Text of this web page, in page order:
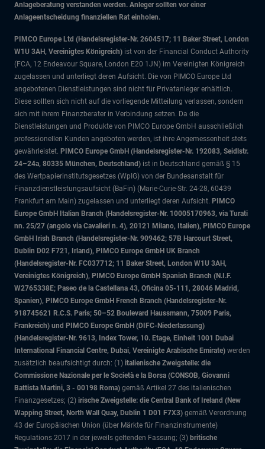
Anlageberatung verstanden werden. Anleger sollten vor einer
Anlageentscheidung finanziellen Rat einholen.
PIMCO Europe Ltd (Handelsregister-Nr. 2604517; 11 Baker Street, London
W1U 3AH, Vereinigtes Königreich) ist von der Financial Conduct Authority
(FCA, 12 Endeavour Square, London E20 1JN) im Vereinigten Königreich
zugelassen und unterliegt deren Aufsicht. Die von PIMCO Europe Ltd
angebotenen Dienstleistungen sind nicht für Privatanleger erhältlich.
Diese sollten sich nicht auf die vorliegende Mitteilung verlassen, sondern
sich mit ihrem Finanzberater in Verbindung setzen. Da die
Dienstleistungen und Produkte von PIMCO Europe GmbH ausschließlich
professionellen Kunden angeboten werden, ist ihre Angemessenheit stets
gewährleistet. PIMCO Europe GmbH (Handelsregister-Nr. 192083, Seidlstr.
24–24a, 80335 München, Deutschland) ist in Deutschland gemäß § 15
des Wertpapierinstitutsgesetzes (WpIG) von der Bundesanstalt für
Finanzdienstleistungsaufsicht (BaFin) (Marie-Curie-Str. 24-28, 60439
Frankfurt am Main) zugelassen und unterliegt deren Aufsicht. PIMCO
Europe GmbH Italian Branch (Handelsregister-Nr. 10005170963, via Turati
nn. 25/27 (angolo via Cavalieri n. 4), 20121 Milano, Italien), PIMCO Europe
GmbH Irish Branch (Handelsregister-Nr. 909462; 57B Harcourt Street,
Dublin D02 F721, Irland), PIMCO Europe GmbH UK Branch
(Handelsregister-Nr. FC037712; 11 Baker Street, London W1U 3AH,
Vereinigtes Königreich), PIMCO Europe GmbH Spanish Branch (N.I.F.
W2765338E; Paseo de la Castellana 43, Oficina 05-111, 28046 Madrid,
Spanien), PIMCO Europe GmbH French Branch (Handelsregister-Nr.
918745621 R.C.S. Paris; 50–52 Boulevard Haussmann, 75009 Paris,
Frankreich) und PIMCO Europe GmbH (DIFC-Niederlassung)
(Handelsregister-Nr. 9613, Index Tower, 10. Etage, Einheit 1001 Dubai
International Financial Centre, Dubai, Vereinigte Arabische Emirate) werden
zusätzlich beaufsichtigt durch: (1) italienische Zweigstelle: die
Commissione Nazionale per le Società e la Borsa (CONSOB, Giovanni
Battista Martini, 3 - 00198 Roma) gemäß Artikel 27 des italienischen
Finanzgesetzes; (2) irische Zweigstelle: die Central Bank of Ireland (New
Wapping Street, North Wall Quay, Dublin 1 D01 F7X3) gemäß Verordnung
43 der Europäischen Union (über Märkte für Finanzinstrumente)
Regulations 2017 in der jeweils geltenden Fassung; (3) britische